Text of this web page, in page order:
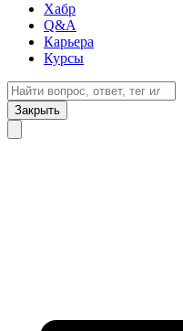
Хабр
Q&A
Карьера
Курсы
Закрыть